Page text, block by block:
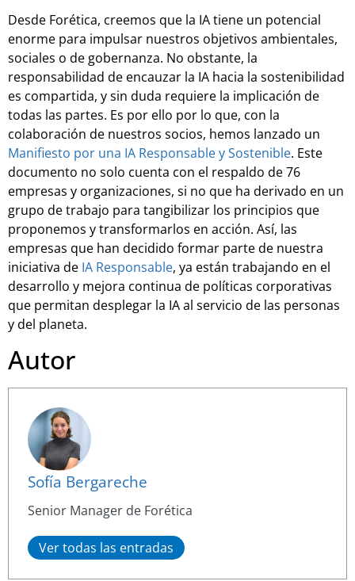
Desde Forética, creemos que la IA tiene un potencial
enorme para impulsar nuestros objetivos ambientales,
sociales o de gobernanza. No obstante, la
responsabilidad de encauzar la IA hacia la sostenibilidad
es compartida, y sin duda requiere la implicación de
todas las partes. Es por ello por lo que, con la
colaboración de nuestros socios, hemos lanzado un
Manifiesto por una IA Responsable y Sostenible. Este
documento no solo cuenta con el respaldo de 76
empresas y organizaciones, si no que ha derivado en un
grupo de trabajo para tangibilizar los principios que
proponemos y transformarlos en acción. Así, las
empresas que han decidido formar parte de nuestra
iniciativa de IA Responsable, ya están trabajando en el
desarrollo y mejora continua de políticas corporativas
que permitan desplegar la IA al servicio de las personas
y del planeta.
Autor
Sofía Bergareche
Senior Manager de Forética
Ver todas las entradas